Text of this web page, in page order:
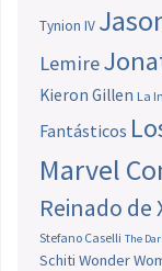
Tynion IV
Lemire
Kieron Gillen La
Fantásticos
Marvel
Reinado de
Stefano Caselli The
Schiti Wonder